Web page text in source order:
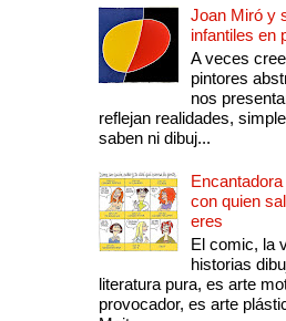
Joan Miró y
infantiles en
A veces
pintores
nos
reflejan realidades,
saben ni dibuj...
con quien
eres
El comic, la
historias
literatura pura, es arte
provocador, es arte